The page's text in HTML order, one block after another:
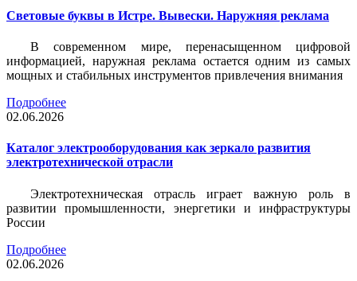
Световые буквы в Истре. Вывески. Наружняя реклама
В современном мире, перенасыщенном цифровой
информацией, наружная реклама остается одним из самых
мощных и стабильных инструментов привлечения внимания
Подробнее
02.06.2026
Каталог электрооборудования как зеркало развития
электротехнической отрасли
Электротехническая отрасль играет важную роль в
развитии промышленности, энергетики и инфраструктуры
России
Подробнее
02.06.2026